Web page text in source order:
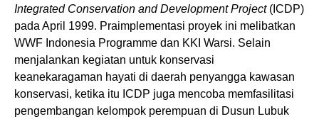
Integrated Conservation and Development Project(ICDP)
pada April 1999. Praimplementasi proyek ini melibatkan
WWF Indonesia Programme dan KKI Warsi. Selain
menjalankan kegiatan untuk konservasi
keanekaragaman hayati di daerah penyangga kawasan
konservasi, ketika itu ICDP juga mencoba memfasilitasi
pengembangan kelompok perempuan di Dusun Lubuk